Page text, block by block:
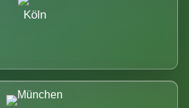
Köln